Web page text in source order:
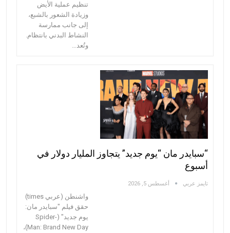
تنظيم عملية الأيض
وزيادة الشعور بالشبع،
إلى جانب ممارسة
النشاط البدني بانتظام.
وتُعد…
“سبايدر مان “يوم جديد” يتجاوز المليار دولار في
أسبوع
تايمز عربي أغسطس 5, 2026
واشنطن (عربي times)
حقق فيلم "سبايدر مان:
يوم جديد" (Spider-
Man: Brand New Day)،